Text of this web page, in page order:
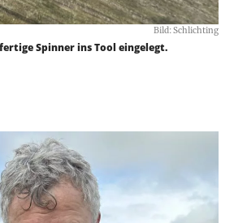
Bild: Schlichting
Spinner ins Tool eingelegt.